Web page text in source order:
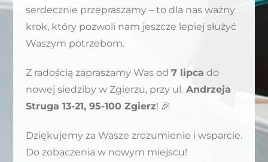
serdecznie przepraszamy – to dla nas ważny
krok, który pozwoli nam jeszcze lepiej służyć
Waszym potrzebom.
Z radością zapraszamy Was od 7 lipca do
nowej siedziby w Zgierzu, przy ul.Andrzeja
Struga 13-21, 95-100 Zgierz! 🎉
Dziękujemy za Wasze zrozumienie i wsparcie.
Do zobaczenia w nowym miejscu!